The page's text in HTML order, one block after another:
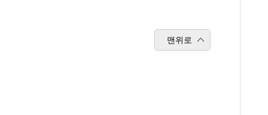
맨위로